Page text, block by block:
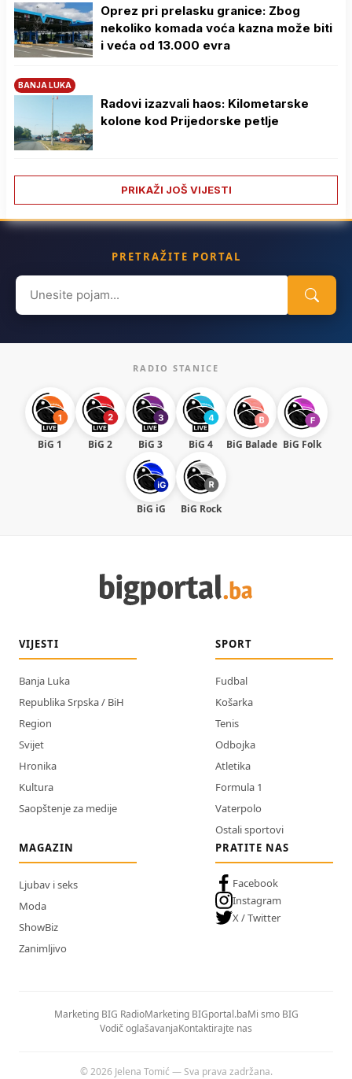
Oprez pri prelasku granice: Zbog
nekoliko komada voća kazna može biti
i veća od 13.000 evra
BANJA LUKA
Radovi izazvali haos: Kilometarske
kolone kod Prijedorske petlje
PRIKAŽI JOŠ VIJESTI
PRETRAŽITE PORTAL
Search
for:
RADIO STANICE
BiG 1 BiG 2 BiG 3 BiG 4 BiG Balade BiG Folk
BiG iG BiG Rock
VIJESTI
Banja Luka
Republika Srpska / BiH
Region
Svijet
Hronika
Kultura
Saopštenje za medije
SPORT
Fudbal
Košarka
Tenis
Odbojka
Atletika
Formula 1
Vaterpolo
Ostali sportovi
MAGAZIN
Ljubav i seks
Moda
ShowBiz
Zanimljivo
PRATITE NAS
Facebook
Instagram
X / Twitter
Marketing BIG RadioMarketing BIGportal.baMi smo BIG
Vodič oglašavanjaKontaktirajte nas
© 2026 Jelena Tomić — Sva prava zadržana.